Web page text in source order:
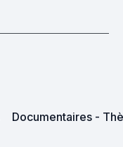
Documentaires -